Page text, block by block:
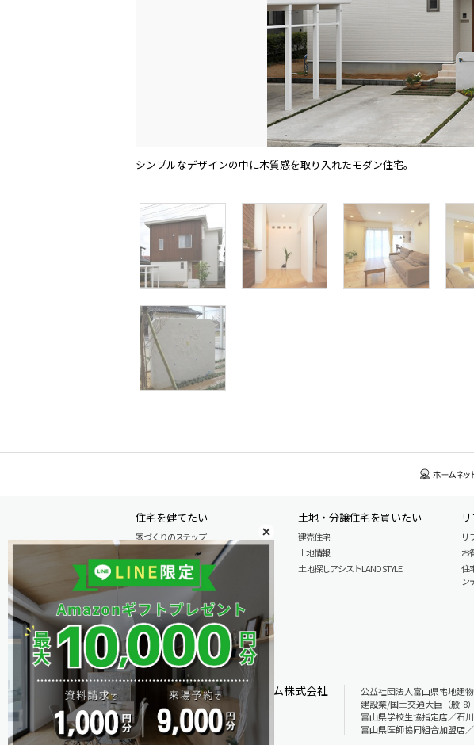
シンプルなデザインの中に木質感を取り入れたモダン住宅。
住宅を建てたい
家づくりのステップ
自由設計注文住宅
木の特性を活かした北陸の家づくり
住宅の性能
安心のアフターサービス
商品情報
施工実例
モデル分譲住宅情報
土地・分譲住宅を買いたい
建売住宅
土地情報
土地探しアシスト LAND STYLE
リ
お
住
ン
オダケホーム株式会社
公益社団法人富山県宅地建
建設業/国土交通大臣（般-8
富山県学校生協指定店／石
富山県医師協同組合加盟店